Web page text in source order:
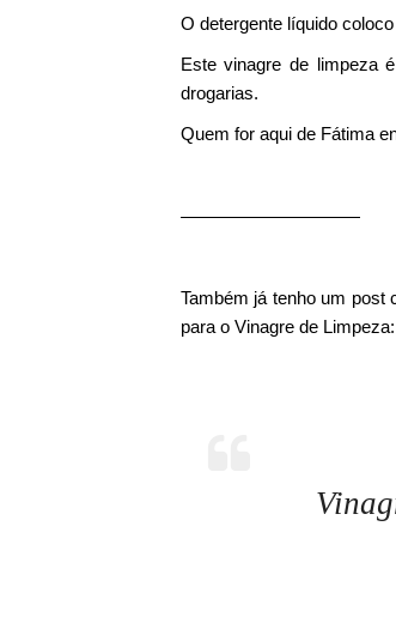
O detergente líquido
Este vinagre de limpeza
drogarias.
Quem for aqui de Fátima
——————————
Também já tenho um post
para o Vinagre de Limpeza: